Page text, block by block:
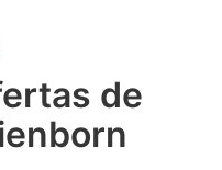
to
get
the
de